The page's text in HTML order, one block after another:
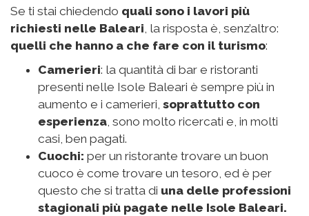
Se ti stai chiedendo quali sono i lavori più
richiesti nelle Baleari, la risposta è, senz’altro:
quelli che hanno a che fare con il turismo:
Camerieri: la quantità di bar e ristoranti
presenti nelle Isole Baleari è sempre più in
aumento e i camerieri, soprattutto con
esperienza, sono molto ricercati e, in molti
casi, ben pagati.
Cuochi: per un ristorante trovare un buon
cuoco è come trovare un tesoro, ed è per
questo che si tratta di una delle professioni
stagionali più pagate nelle Isole Baleari.